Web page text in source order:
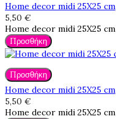
Home decor midi 25X25 cm
5,50 €
Home decor midi 25X25 cm
Προσθήκη
Προσθήκη
Home decor midi 25X25 cm
5,50 €
Home decor midi 25X25 cm